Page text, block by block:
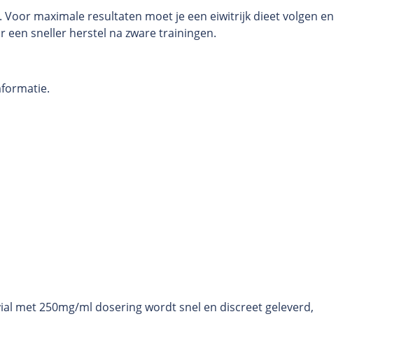
maximale resultaten moet je een eiwitrijk dieet volgen en
sneller herstel na zware trainingen.
met 250mg/ml dosering wordt snel en discreet geleverd,